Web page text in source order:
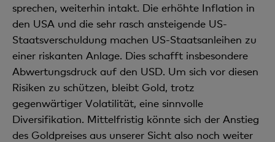
sprechen, weiterhin intakt. Die erhöhte Inflation in
den USA und die sehr rasch ansteigende US-
Staatsverschuldung machen US-Staatsanleihen zu
einer riskanten Anlage. Dies schafft insbesondere
Abwertungsdruck auf den USD. Um sich vor diesen
Risiken zu schützen, bleibt Gold, trotz
gegenwärtiger Volatilität, eine sinnvolle
Diversifikation. Mittelfristig könnte sich der Anstieg
des Goldpreises aus unserer Sicht also noch weiter